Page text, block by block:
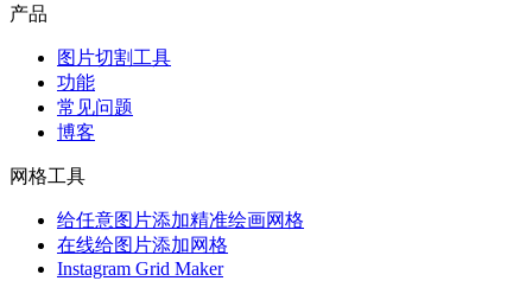
产品
图片切割工具
功能
常见问题
博客
网格工具
给任意图片添加精准绘画网格
在线给图片添加网格
Instagram Grid Maker